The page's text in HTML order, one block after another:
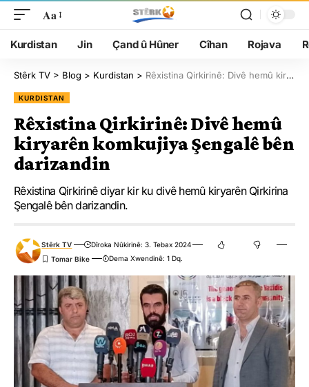
Aa
Kurdistan Jin Çand û Hûner Cîhan Rojava
Stêrk TV > Blog > Kurdistan > Rêxistina Qirkirinê: Divê hemû kiryarên komkujiya Şengalê bên darizandin
KURDISTAN
Rêxistina Qirkirinê: Divê hemû
kiryarên komkujiya Şengalê bên
darizandin
Rêxistina Qirkirinê diyar kir ku divê hemû kiryarên Qirkirina
Şengalê bên darizandin.
Stêrk TV
Dîroka Nûkirinê: 3. Tebax 2024
Dema Xwendinê: 1 Dq.